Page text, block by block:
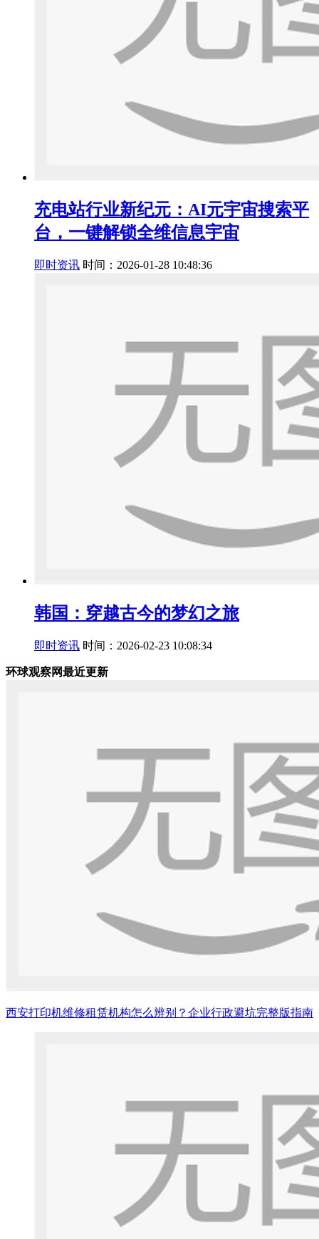
充电站行业新纪元：AI元宇宙搜索平
台，一键解锁全维信息宇宙
即时资讯 时间：2026-01-28 10:48:36
韩国：穿越古今的梦幻之旅
即时资讯 时间：2026-02-23 10:08:34
环球观察网最近更新
西安打印机维修租赁机构怎么辨别？企业行政避坑完整版指南